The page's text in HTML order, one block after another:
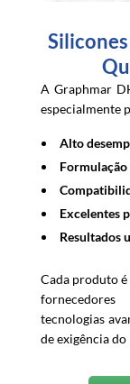
A Graphmar
especialmente
Alto
Formulação
Excelentes
Resultados
Cada produto
tecnologias
de exigência